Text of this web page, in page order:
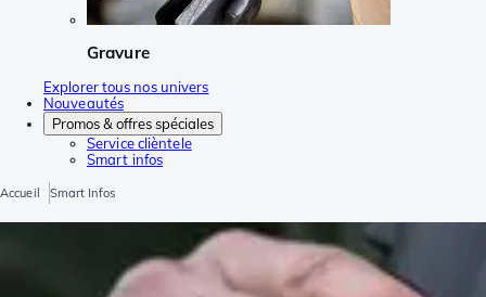
Gravure
Explorer tous nos univers
Nouveautés
Promos & offres spéciales
Service clièntele
Smart infos
Accueil Smart Infos